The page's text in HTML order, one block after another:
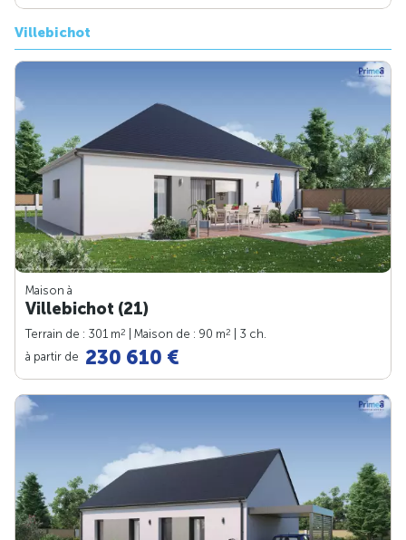
Villebichot
Maison à
Villebichot (21)
Terrain de : 301 m2 | Maison de : 90 m2
| 3 ch.
à partir de 230 610 €